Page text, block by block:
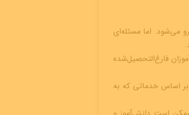
می‌شود. اما مسئله‌ای
فارغ‌التحصیل‌شده
بر اساس خدماتی که به